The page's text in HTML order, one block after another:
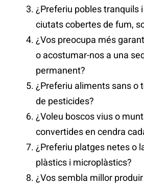
¿Preferiu pobles tranquils
ciutats cobertes de fum,
¿Vos preocupa més
o acostumar-nos a una
permanent?
¿Preferiu aliments sans o
de pesticides?
¿Voleu boscos vius o
convertides en cendra
¿Preferiu platges netes o
plàstics i microplàstics?
¿Vos sembla millor